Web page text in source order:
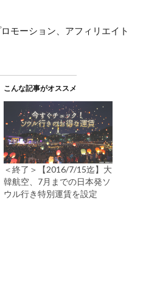
モーション、アフィリエイト
こんな記事がオススメ
＜終了＞【2016/7/15迄】大
韓航空、7月までの日本発ソ
ウル行き特別運賃を設定